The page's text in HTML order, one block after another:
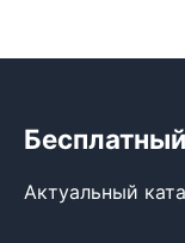
Актуальный